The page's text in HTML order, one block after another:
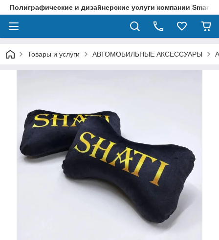
Полиграфические и дизайнерские услуги компании
Товары и услуги АВТОМОБИЛЬНЫЕ АКСЕССУАРЫ